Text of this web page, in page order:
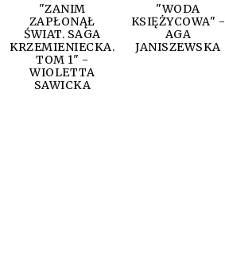
"ZANIM
ZAPŁONĄŁ
ŚWIAT. SAGA
KRZEMIENIECKA.
TOM 1" -
WIOLETTA
SAWICKA
"WODA
KSIĘŻYCOWA" -
AGA
JANISZEWSKA